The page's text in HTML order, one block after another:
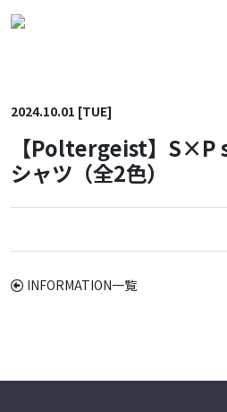
メインナビゲーション
2024.10.01 [TUE]
【Poltergeist】
シャツ（全2色）
INFORMATION一覧